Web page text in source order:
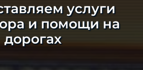
услуги
и помощи на
дорогах